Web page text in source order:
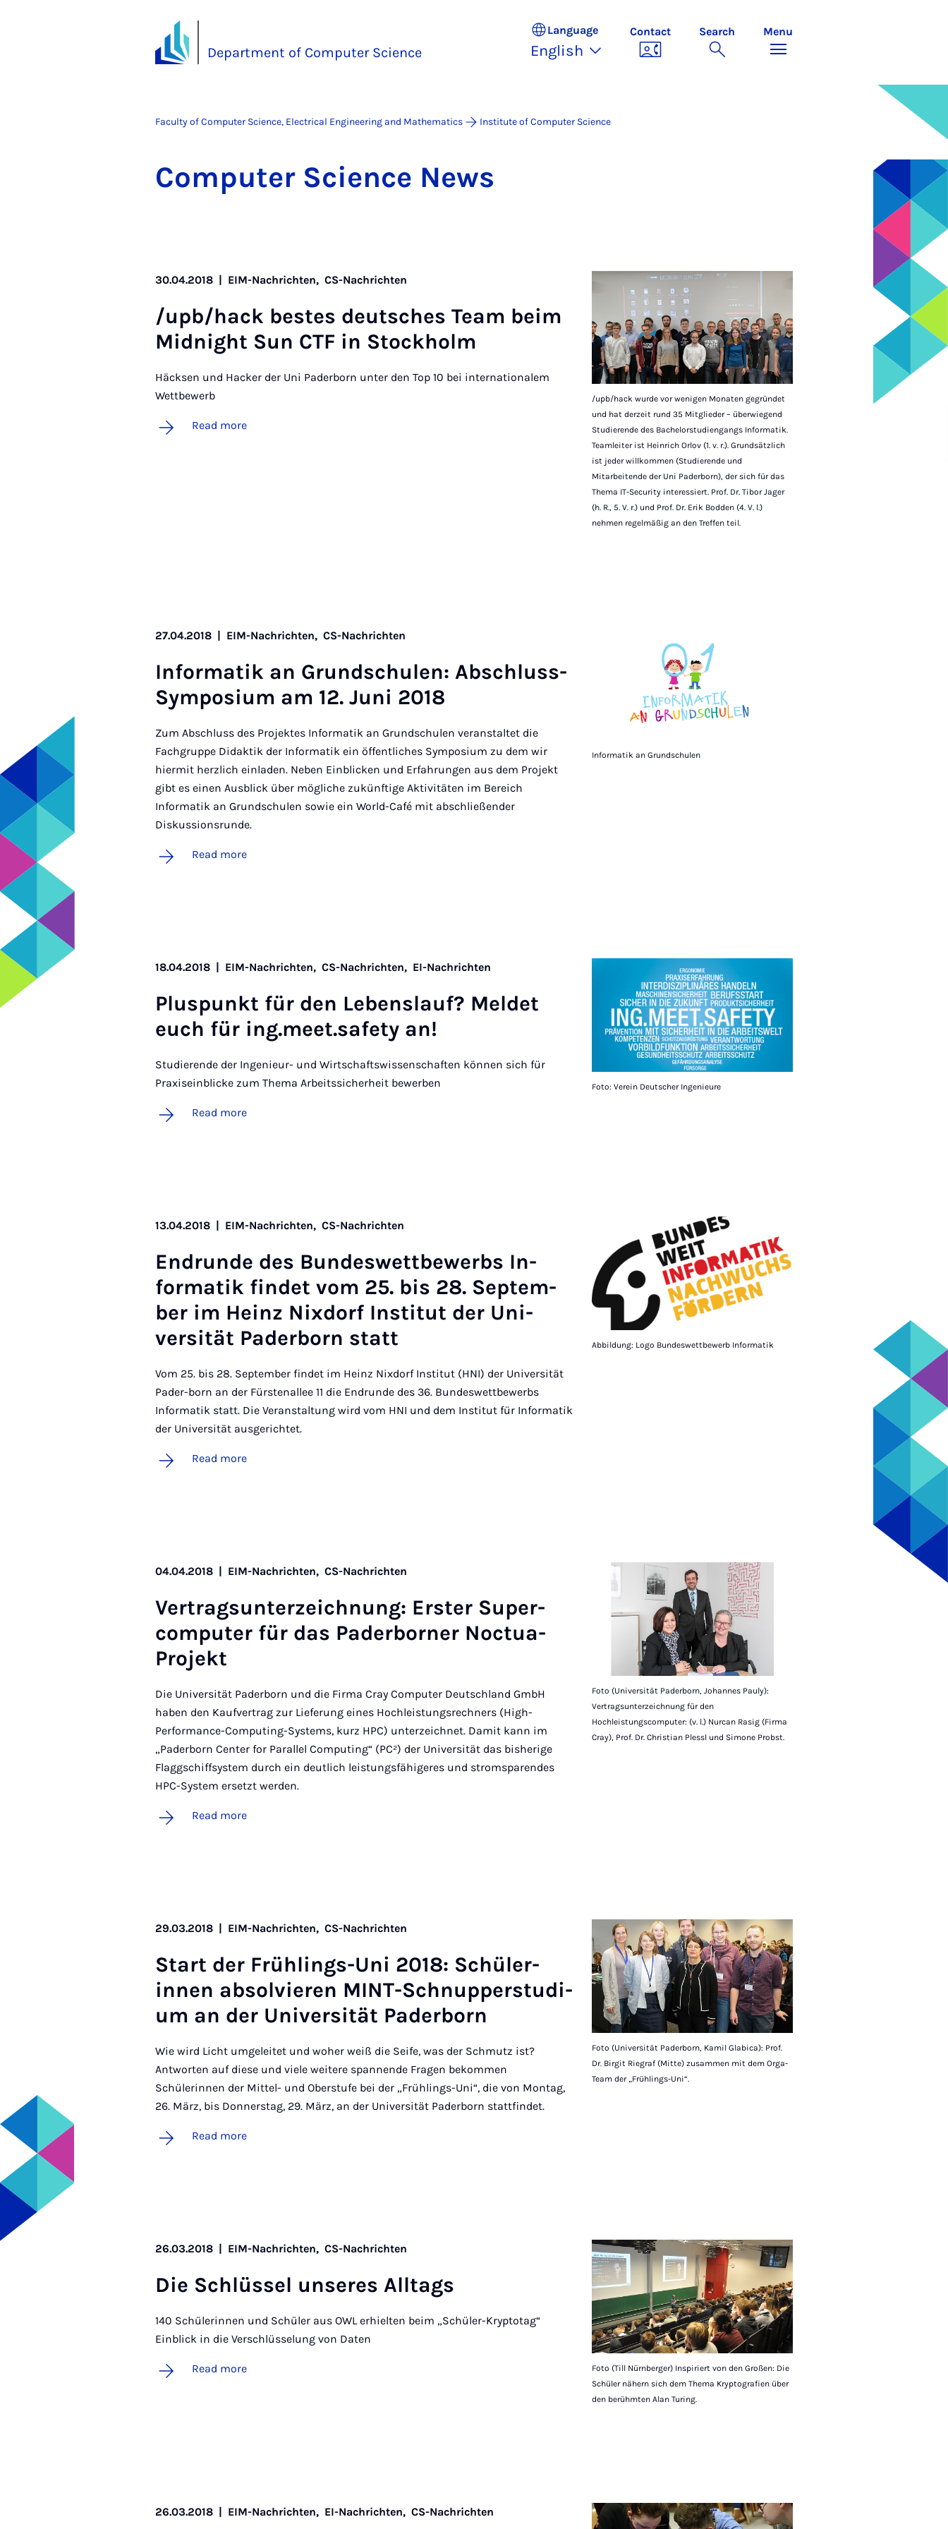
Department of Computer Science
Language
English
Contact Search Menu
Faculty of Computer Science, Electrical Engineering and Mathematics Institute of Computer Science
Com­puter Sci­ence News
/upb/hack wurde vor wenigen Monaten gegründet
und hat derzeit rund 35 Mitglieder – überwiegend
Studierende des Bachelorstudiengangs Informatik.
Teamleiter ist Heinrich Orlov (1. v. r.). Grundsätzlich
ist jeder willkommen (Studierende und
Mitarbeitende der Uni Paderborn), der sich für das
Thema IT-Security interessiert. Prof. Dr. Tibor Jager
(h. R., 5. V. r.) und Prof. Dr. Erik Bodden (4. V. l.)
nehmen regelmäßig an den Treffen teil.
30.04.2018 | EIM-Nachrichten, CS-Nachrichten
/upb/hack be­stes deutsches Team beim
Mid­night Sun CTF in Stock­holm
Häcksen und Hacker der Uni Paderborn unter den Top 10 bei internationalem
Wettbewerb
Read more
Informatik an Grundschulen
27.04.2018 EIM-Nachrichten, CS-Nachrichten
In­form­atik an Grundschu­len: Ab­schluss-
Sym­posi­um am 12. Juni 2018
Zum Abschluss des Projektes Informatik an Grundschulen veranstaltet die
Fachgruppe Didaktik der Informatik ein öffentliches Symposium zu dem wir
hiermit herzlich einladen. Neben Einblicken und Erfahrungen aus dem Projekt
gibt es einen Ausblick über mögliche zukünftige Aktivitäten im Bereich
Informatik an Grundschulen sowie ein World-Café mit abschließender
Diskussionsrunde.
Read more
Foto: Verein Deutscher Ingenieure
18.04.2018 EIM-Nachrichten, CS-Nachrichten, EI-Nachrichten
Plus­punkt für den Leben­slauf? Mel­det
euch für ing.meet.safety an!
Studierende der Ingenieur- und Wirtschaftswissenschaften können sich für
Praxiseinblicke zum Thema Arbeitssicherheit bewerben
Read more
Abbildung: Logo Bundeswettbewerb Informatik
13.04.2018 EIM-Nachrichten, CS-Nachrichten
En­drunde des Bundeswettbe­w­erbs In­
form­atik fin­d­et vom 25. bis 28. Septem­
ber im Heinz Nix­dorf In­sti­tut der Uni­
versität Pader­born statt
Vom 25. bis 28. September findet im Heinz Nixdorf Institut (HNI) der Universität
Pader-born an der Fürstenallee 11 die Endrunde des 36. Bundeswettbewerbs
Informatik statt. Die Veranstaltung wird vom HNI und dem Institut für Informatik
der Universität ausgerichtet.
Read more
Foto (Universität Paderborn, Johannes Pauly):
Vertragsunterzeichnung für den
Hochleistungscomputer: (v. l.) Nurcan Rasig (Firma
Cray), Prof. Dr. Christian Plessl und Simone Probst.
04.04.2018 EIM-Nachrichten, CS-Nachrichten
Ver­trag­sun­terzeich­nung: Er­ster Su­per­
com­puter für das Pader­borner Noc­tua-
Pro­jekt
Die Universität Paderborn und die Firma Cray Computer Deutschland GmbH
haben den Kaufvertrag zur Lieferung eines Hochleistungsrechners (High-
Performance-Computing-Systems, kurz HPC) unterzeichnet. Damit kann im
„Paderborn Center for Parallel Computing“ (PC²) der Universität das bisherige
Flaggschiffsystem durch ein deutlich leistungsfähigeres und stromsparendes
HPC-System ersetzt werden.
Read more
Foto (Universität Paderborn, Kamil Glabica): Prof.
Dr. Birgit Riegraf (Mitte) zusammen mit dem Orga-
Team der „Frühlings-Uni“.
29.03.2018 EIM-Nachrichten, CS-Nachrichten
Start der Früh­lings-Uni 2018: Schüler­
innen ab­solvier­en MINT-Schnup­per­stu­di­
um an der Uni­versität Pader­born
Wie wird Licht umgeleitet und woher weiß die Seife, was der Schmutz ist?
Antworten auf diese und viele weitere spannende Fragen bekommen
Schülerinnen der Mittel- und Oberstufe bei der „Frühlings-Uni“, die von Montag,
26. März, bis Donnerstag, 29. März, an der Universität Paderborn stattfindet.
Read more
Foto (Till Nürnberger) Inspiriert von den Großen: Die
Schüler nähern sich dem Thema Kryptografien über
den berühmten Alan Turing.
26.03.2018 EIM-Nachrichten, CS-Nachrichten
Die Schlüs­sel un­seres All­tags
140 Schülerinnen und Schüler aus OWL erhielten beim „Schüler-Kryptotag“
Einblick in die Verschlüsselung von Daten
Read more
26.03.2018 | EIM-Nachrichten, EI-Nachrichten, CS-Nachrichten